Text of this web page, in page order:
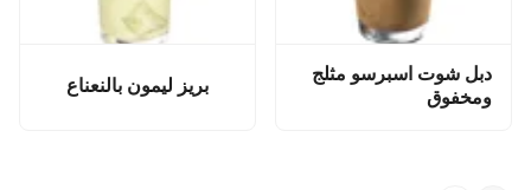
دبل شوت اسبرسو مثلج
ومخفوق
بريز ليمون بالنعناع